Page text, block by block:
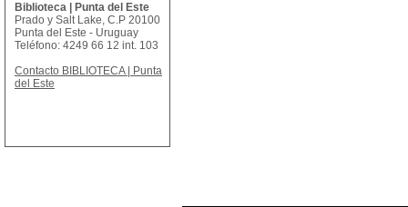
Biblioteca | Punta del Este
Prado y Salt Lake, C.P 20100
Punta del Este - Uruguay
Teléfono: 4249 66 12 int. 103
Contacto BIBLIOTECA | Punta
del Este